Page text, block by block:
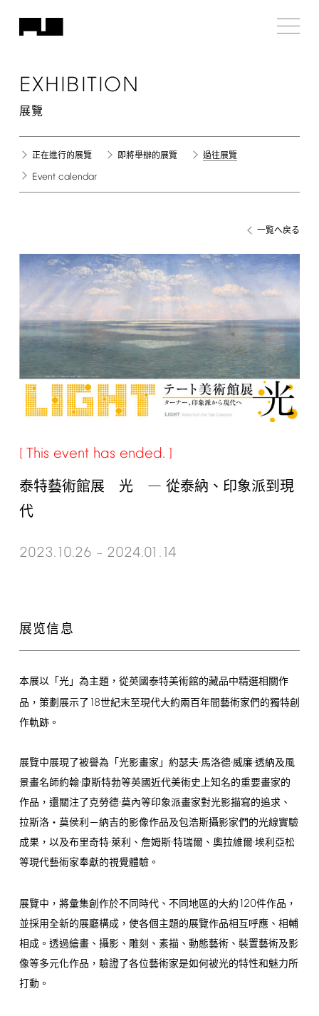
EXHIBITION
展覽
正在進行的展覽 即將舉辦的展覽 過往展覽
Event calendar
一覧へ戻る
This event has ended.
泰特藝術館展 光 ― 從泰納、印象派到現
代
2023.10.26 – 2024.01.14
展览信息
本展以「光」為主題，從英國泰特美術館的藏品中精選相關作
品，策劃展示了 18世紀末至現代大約兩百年間藝術家們的獨特創
作軌跡。
展覽中展現了被譽為「光影畫家」約瑟夫·馬洛德·威廉·透納及風
景畫名師約翰·康斯特勃等英國近代美術史上知名的重要畫家的
作品，還關注了克勞德·莫內等印象派畫家對光影描寫的追求、
拉斯洛‧莫侯利－納吉的影像作品及包浩斯攝影家們的光線實驗
成果，以及布里奇特·萊利、詹姆斯·特瑞爾、奧拉維爾·埃利亞松
等現代藝術家奉獻的視覺體驗。
展覽中，將彙集創作於不同時代、不同地區的大約 120件作品，
並採用全新的展廳構成，使各個主題的展覽作品相互呼應、相輔
相成。透過繪畫、攝影、雕刻、素描、動態藝術、裝置藝術及影
像等多元化作品，驗證了各位藝術家是如何被光的特性和魅力所
打動。